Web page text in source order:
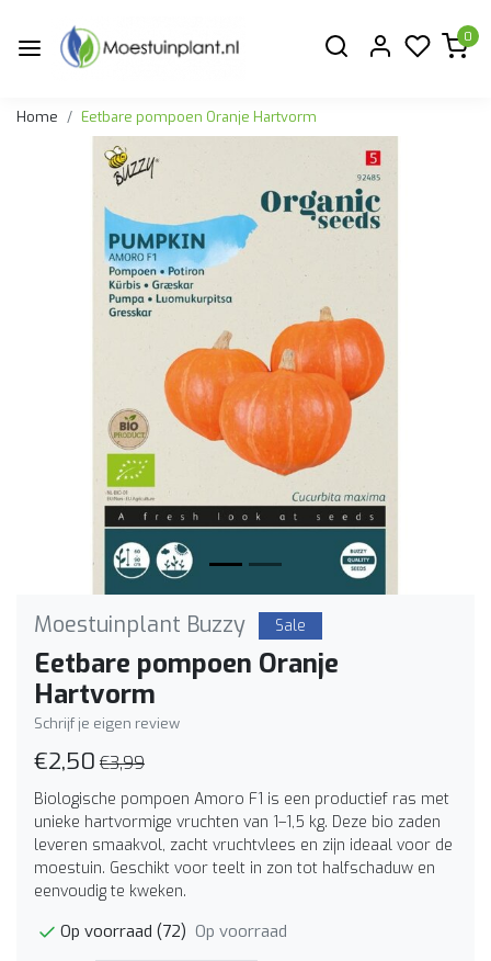
0
Home Eetbare pompoen Oranje Hartvorm
Moestuinplant Buzzy Sale
Eetbare pompoen Oranje
Hartvorm
Schrijf je eigen review
€2,50 €3,99
Biologische pompoen Amoro F1 is een productief ras met
unieke hartvormige vruchten van 1–1,5 kg. Deze bio zaden
leveren smaakvol, zacht vruchtvlees en zijn ideaal voor de
moestuin. Geschikt voor teelt in zon tot halfschaduw en
eenvoudig te kweken.
Op voorraad (72) Op voorraad